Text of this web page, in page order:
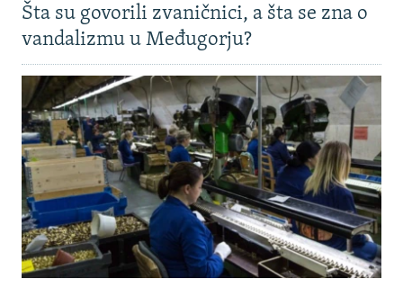
Šta su govorili zvaničnici, a šta se zna o
vandalizmu u Međugorju?